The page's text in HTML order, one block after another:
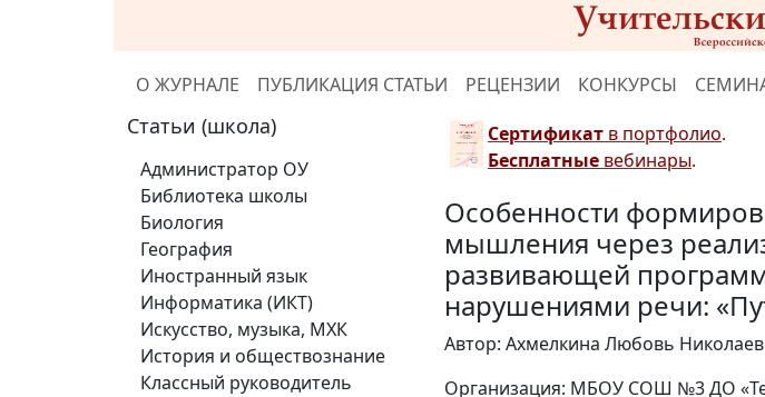
О ЖУРНАЛЕ ПУБЛИКАЦИЯ СТАТЬИ РЕЦЕНЗИИ КОНКУРСЫ
Статьи (школа)
Администратор ОУ
Библиотека школы
Биология
География
Иностранный язык
Информатика (ИКТ)
Искусство, музыка, МХК
История и обществознание
Классный руководитель
Сертификат в портфолио.
Бесплатные вебинары.
Особенности
мышления через
развивающей
нарушениями речи:
Автор: Ахмелкина Любовь
Организация: МБОУ СОШ №3 ДО